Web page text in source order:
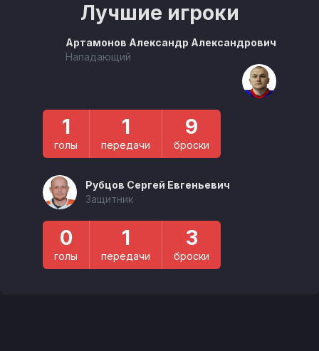
Лучшие игроки
Артамонов Александр Александрович
Нападающий
1
голы
1
передачи
9
броски
Рубцов Сергей Евгеньевич
Защитник
0
голы
1
передачи
3
броски